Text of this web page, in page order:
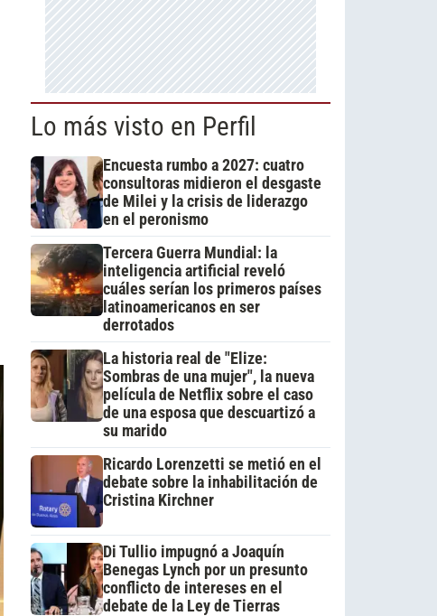
Lo más visto en Perfil
Encuesta rumbo a 2027: cuatro
consultoras midieron el desgaste
de Milei y la crisis de liderazgo
en el peronismo
Tercera Guerra Mundial: la
inteligencia artificial reveló
cuáles serían los primeros países
latinoamericanos en ser
derrotados
La historia real de "Elize:
Sombras de una mujer", la nueva
película de Netflix sobre el caso
de una esposa que descuartizó a
su marido
Ricardo Lorenzetti se metió en el
debate sobre la inhabilitación de
Cristina Kirchner
Di Tullio impugnó a Joaquín
Benegas Lynch por un presunto
conflicto de intereses en el
debate de la Ley de Tierras